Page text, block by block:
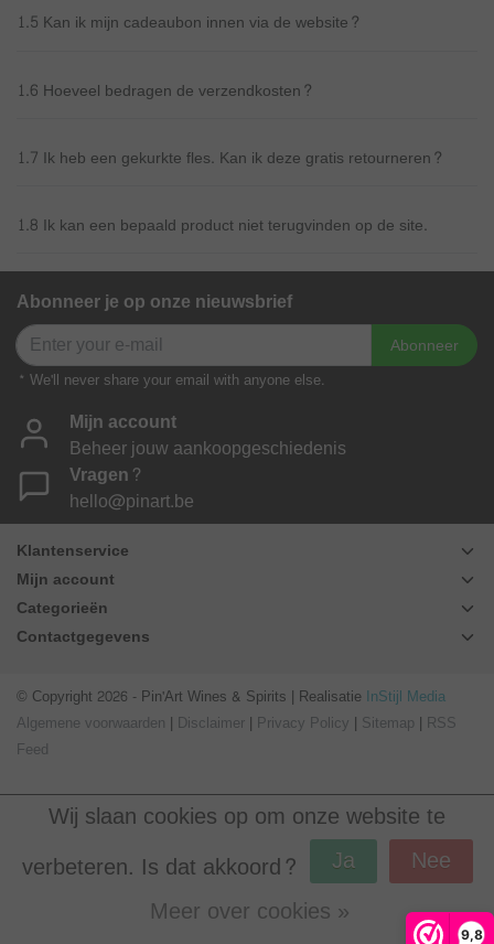
9,8
1.5 Kan ik mijn cadeaubon innen via de website?
1.6 Hoeveel bedragen de verzendkosten?
1.7 Ik heb een gekurkte fles. Kan ik deze gratis retourneren?
1.8 Ik kan een bepaald product niet terugvinden op de site.
Abonneer je op onze nieuwsbrief
Abonneer
* We'll never share your email with anyone else.
Mijn account
Beheer jouw aankoopgeschiedenis
Vragen?
hello@pinart.be
Klantenservice
Mijn account
Categorieën
Contactgegevens
© Copyright 2026 - Pin'Art Wines & Spirits | Realisatie InStijl Media
Algemene voorwaarden | Disclaimer | Privacy Policy | Sitemap | RSS
Feed
Webwinkel Keurvoor Pin'Art Wines & Spirits: 9.8/10
Wij slaan cookies op om onze website te
verbeteren. Is dat akkoord?
Ja
Nee
Meer over cookies »